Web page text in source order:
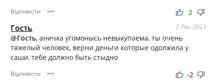
Відповісти ••• thumb_up thumb_down
2
Гость 2 Лис 2023
@Гость, аничка угомонысь невыкупаема, ты очень
тяжелый человек, верни деньги которые одолжила у
саши, тебе должно быть стыдно
Відповісти ••• thumb_up thumb_down
-2